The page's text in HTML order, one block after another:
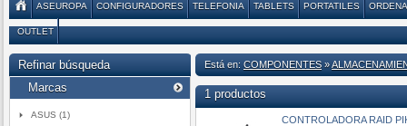
ASEUROPA CONFIGURADORES TELEFONIA TABLETS PORTATILES
OUTLET
Refinar búsqueda
Marcas
ASUS (1)
Está en: COMPONENTES »
1 productos
CONTROLADORA RAID